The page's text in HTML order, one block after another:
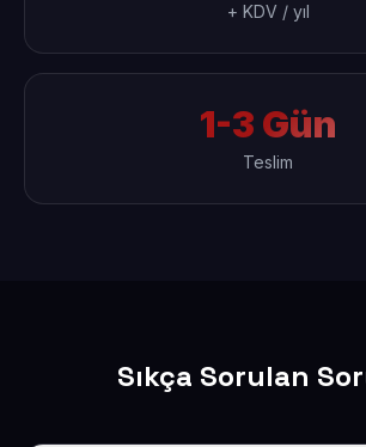
+ KDV / yıl
1-3 Gün
Teslim
Sıkça Sorulan